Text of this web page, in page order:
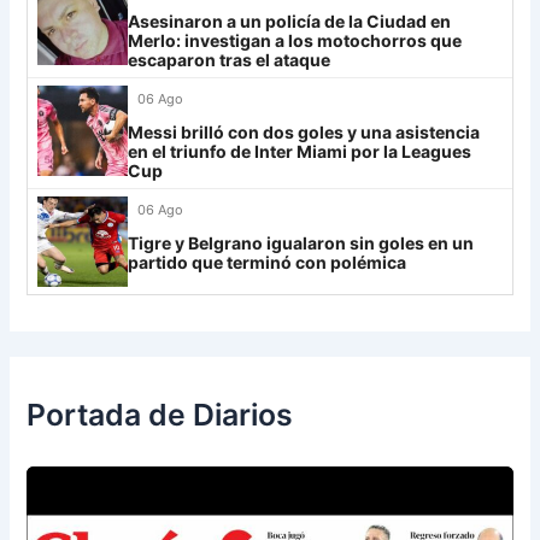
Grupo H
IDV
Rosario Central
UCV FC
Asesinaron a un policía de la Ciudad en
Merlo: investigan a los motochorros que
escaparon tras el ataque
06 Ago
Messi brilló con dos goles y una asistencia
en el triunfo de Inter Miami por la Leagues
Cup
06 Ago
Tigre y Belgrano igualaron sin goles en un
partido que terminó con polémica
Portada de Diarios